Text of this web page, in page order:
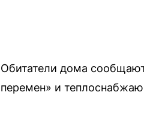
Обитатели дома
перемен» и